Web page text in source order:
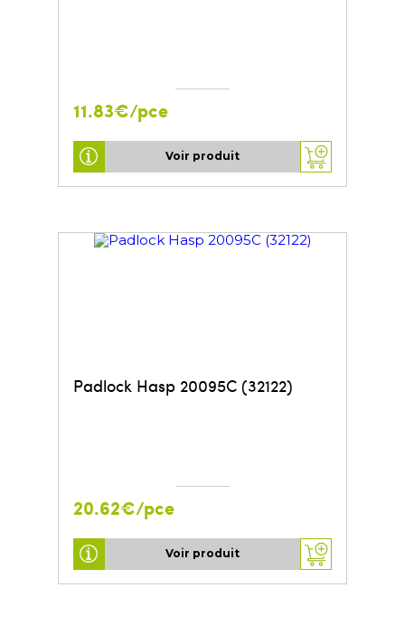
11.83€/pce
Voir produit
Padlock Hasp 20095C (32122)
20.62€/pce
Voir produit